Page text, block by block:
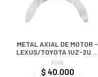
METAL AXIAL DE MOTOR -
LEXUS/TOYOTA 1UZ-2UZ-
3UZ STD | KING
KING
$ 40.000